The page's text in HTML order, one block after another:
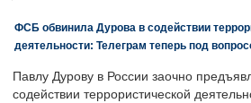
ФСБ обвинила Дурова в содействии
деятельности: Телеграм теперь под
Павлу Дурову в России заочно
содействии террористической